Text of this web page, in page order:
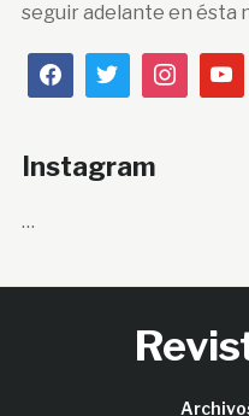
seguir adelante en ésta
Instagram
…